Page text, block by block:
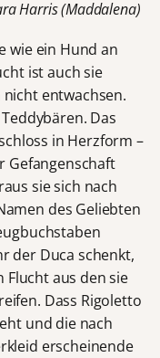
Harris (Maddalena)
wie ein Hund an
ist auch sie
entwachsen.
Das
in Herzform –
Gefangenschaft
sie sich nach
des Geliebten
der Duca schenkt,
Flucht aus den sie
Dass Rigoletto
und die nach
erscheinende